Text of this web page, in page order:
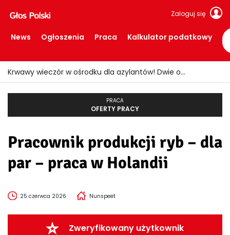
Zaloguj się
News Ogłoszenia Praca Kalkulator podatkowy
Krwawy wieczór w ośrodku dla azylantów! Dwie osoby ranne po ataku nożem
PRACA
OFERTY PRACY
Pracownik produkcji ryb – dla
par – praca w Holandii
25 czerwca 2026 Nunspeet
Zweryfikowany użytkownik